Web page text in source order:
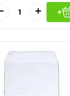
＋ +